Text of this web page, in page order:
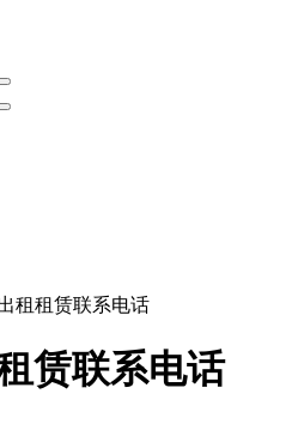
租租赁联系电话
赁联系电话